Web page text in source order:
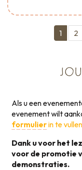
1 2
Als u een
evenement wilt
formulierin te
Dank u voor het
voor de promotie
demonstraties.